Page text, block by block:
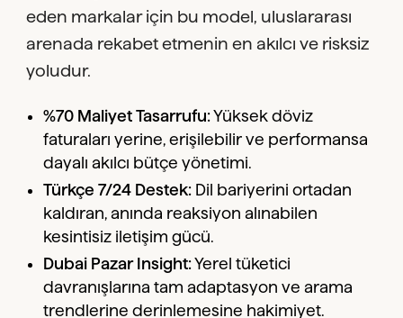
eden markalar için bu model, uluslararası
arenada rekabet etmenin en akılcı ve risksiz
yoludur.
%70 Maliyet Tasarrufu:Yüksek döviz
faturaları yerine, erişilebilir ve performansa
dayalı akılcı bütçe yönetimi.
Türkçe 7/24 Destek: Dil bariyerini ortadan
kaldıran, anında reaksiyon alınabilen
kesintisiz iletişim gücü.
Dubai Pazar Insight:Yerel tüketici
davranışlarına tam adaptasyon ve arama
trendlerine derinlemesine hakimiyet.